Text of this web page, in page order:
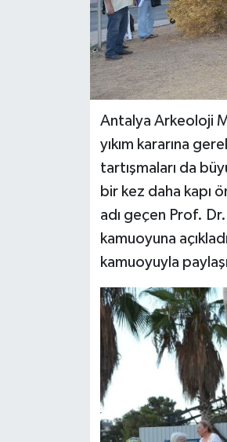
Antalya Arkeoloji
yıkım kararına
tartışmaları da
bir kez daha kapı
adı geçen Prof.
kamuoyuna
kamuoyuyla
VİDEO HABERLER
YAZARLAR
RESMİ İLAN